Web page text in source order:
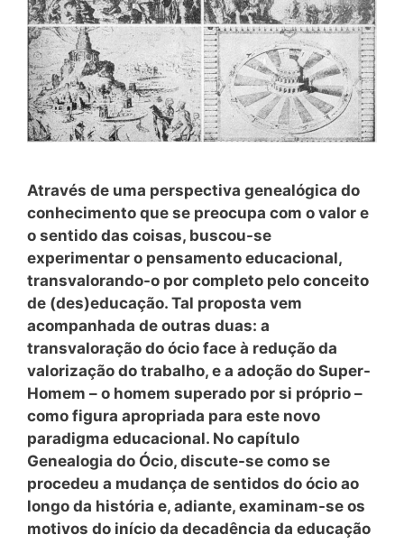
Através de uma perspectiva genealógica do
conhecimento que se preocupa com o valor e
o sentido das coisas, buscou-se
experimentar o pensamento educacional,
transvalorando-o por completo pelo conceito
de (des)educação. Tal proposta vem
acompanhada de outras duas: a
transvaloração do ócio face à redução da
valorização do trabalho, e a adoção do Super-
Homem – o homem superado por si próprio –
como figura apropriada para este novo
paradigma educacional. No capítulo
Genealogia do Ócio, discute-se como se
procedeu a mudança de sentidos do ócio ao
longo da história e, adiante, examinam-se os
motivos do início da decadência da educação